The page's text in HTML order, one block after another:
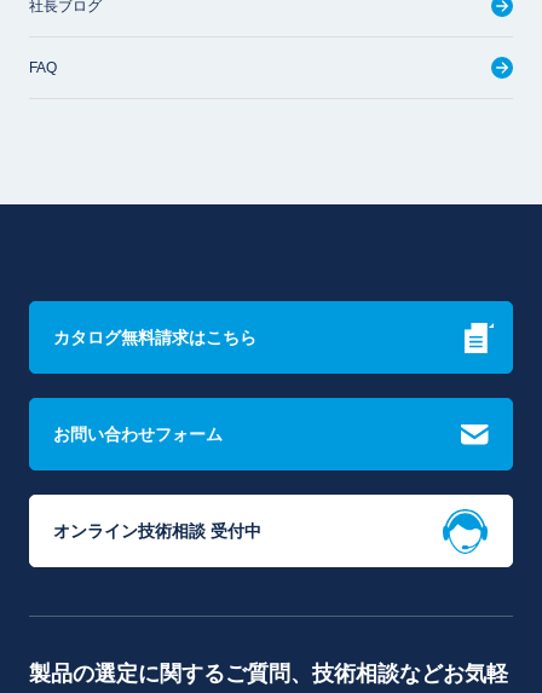
社長ブログ
FAQ
カタログ無料請求はこちら
お問い合わせフォーム
オンライン技術相談 受付中
製品の選定に関するご質問、技術相談などお気軽